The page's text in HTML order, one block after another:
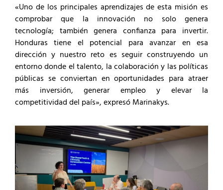
«Uno de los principales aprendizajes de esta misión es
comprobar que la innovación no solo genera
tecnología; también genera confianza para invertir.
Honduras tiene el potencial para avanzar en esa
dirección y nuestro reto es seguir construyendo un
entorno donde el talento, la colaboración y las políticas
públicas se conviertan en oportunidades para atraer
más inversión, generar empleo y elevar la
competitividad del país», expresó Marinakys.